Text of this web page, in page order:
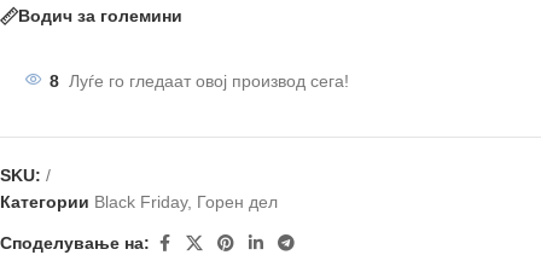
Водич за големини
8 Луѓе го гледаат овој производ сега!
SKU: /
Категории Black Friday, Горен дел
Споделување на: